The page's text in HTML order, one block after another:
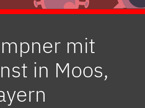
mit
in Moos,